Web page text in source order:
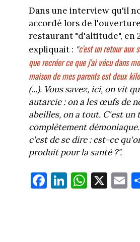
Dans une interview qu'il
accordé lors de
restaurant "d'altitude", en
expliquait : "c'est un retour aux
que recréer ce que j'ai vécu dans
maison de mes parents est deux
(...). Vous savez, ici, on vit
autarcie : on a les œufs de
abeilles, on a tout. C'est un
complètement démoniaque.
c'est de se dire : est-ce
produit pour la santé ?".
Fa
ce
Li
nk
W
ha
X E
m